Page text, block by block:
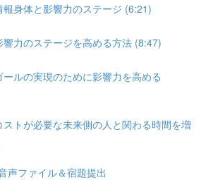
身体と影響力のステージ (6:21)
力のステージを高める方法 (8:47)
ルの実現のために影響力を高める
トが必要な未来側の人と関わる時間を増
ファイル＆宿題提出